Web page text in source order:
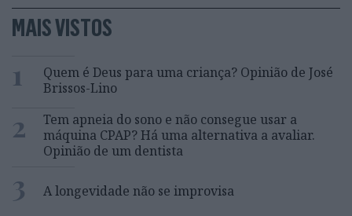
MAIS VISTOS
1
Quem é Deus para uma criança? Opinião de José
Brissos-Lino
2
Tem apneia do sono e não consegue usar a
máquina CPAP? Há uma alternativa a avaliar.
Opinião de um dentista
3 A longevidade não se improvisa